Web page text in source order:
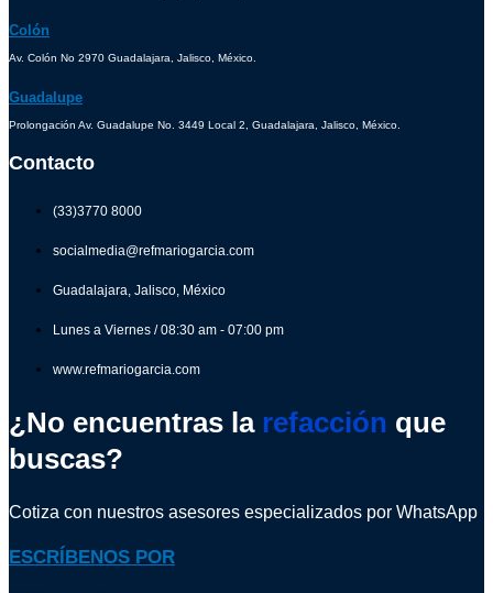
Colón
Av. Colón No 2970 Guadalajara, Jalisco, México.
Guadalupe
Prolongación Av. Guadalupe No. 3449 Local 2, Guadalajara, Jalisco, México.
Contacto
(33)3770 8000
socialmedia@refmariogarcia.com
Guadalajara, Jalisco, México
Lunes a Viernes / 08:30 am - 07:00 pm
www.refmariogarcia.com
¿No encuentras la refacción que
buscas?
Cotiza con nuestros asesores especializados por WhatsApp
ESCRÍBENOS POR